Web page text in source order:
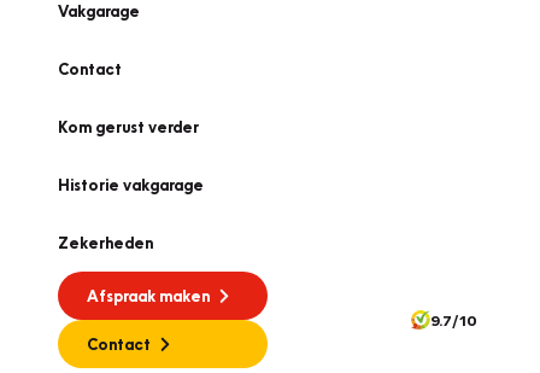
Vakgarage
Contact
Kom gerust verder
Historie vakgarage
Zekerheden
Afspraak maken
Contact
9.7/10